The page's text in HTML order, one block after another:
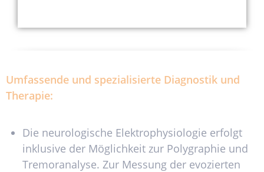
Umfassende und spezialisierte Diagnostik und
Therapie:
Die neurologische Elektrophysiologie erfolgt
inklusive der Möglichkeit zur Polygraphie und
Tremoranalyse. Zur Messung der evozierten